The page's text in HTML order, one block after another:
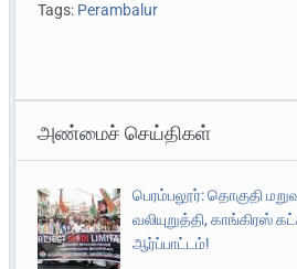
Tags: Perambalur
அண்மைச் செய்திகள்
பெரம்பலூர்: தொகுதி
வலியுறுத்தி, காங்கிரஸ்
ஆர்ப்பாட்டம்!